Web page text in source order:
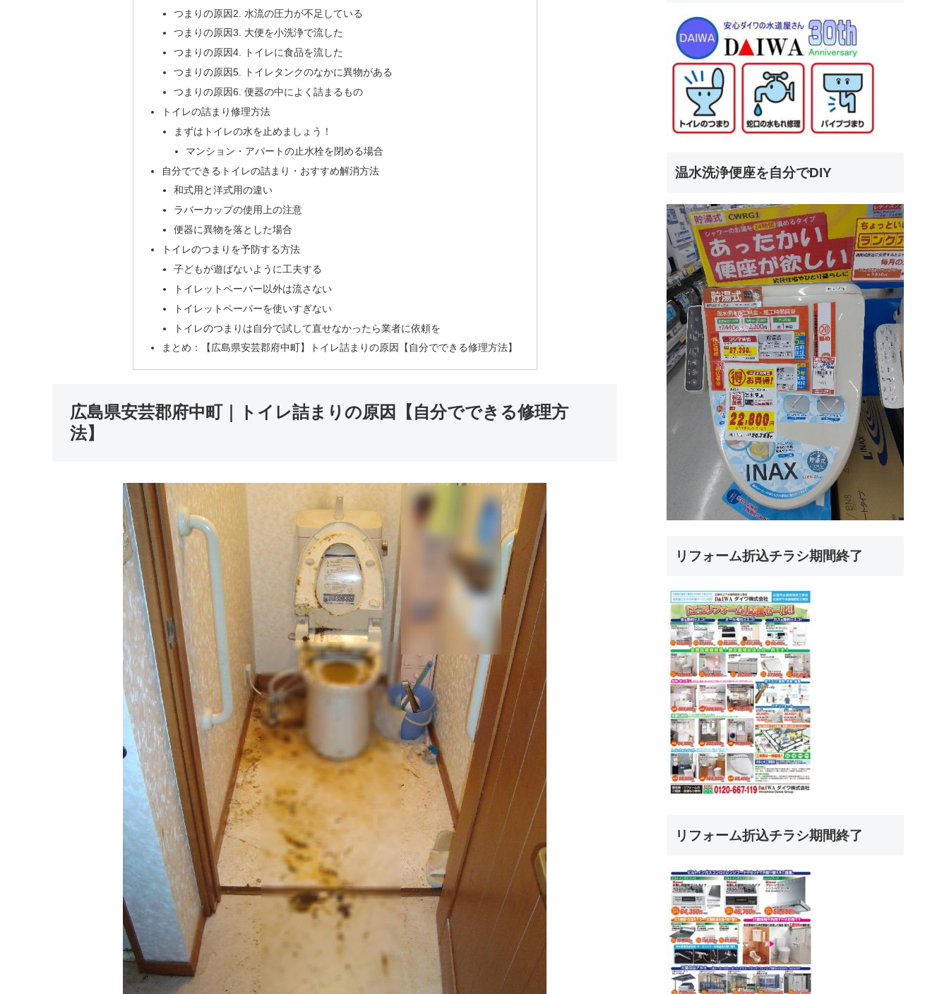
つまりの原因2. 水流の圧力が不足している
つまりの原因3. 大便を小洗浄で流した
つまりの原因4. トイレに食品を流した
つまりの原因5. トイレタンクのなかに異物がある
つまりの原因6. 便器の中によく詰まるもの
トイレの詰まり修理方法
まずはトイレの水を止めましょう！
マンション・アパートの止水栓を閉める場合
自分でできるトイレの詰まり・おすすめ解消方法
和式用と洋式用の違い
ラバーカップの使用上の注意
便器に異物を落とした場合
トイレのつまりを予防する方法
子どもが遊ばないように工夫する
トイレットペーパー以外は流さない
トイレットペーパーを使いすぎない
トイレのつまりは自分で試して直せなかったら業者に依頼を
まとめ：【広島県安芸郡府中町】トイレ詰まりの原因【自分でできる修理方法】
広島県安芸郡府中町｜トイレ詰まりの原因【自分でできる修理方
法】
温水洗浄便座を自分でDIY
リフォーム折込チラシ期間終了
リフォーム折込チラシ期間終了